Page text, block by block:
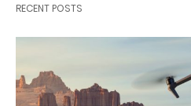
RECENT POSTS